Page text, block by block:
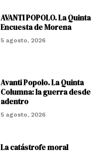
AVANTI POPOLO. La Quinta
Encuesta de Morena
5 agosto, 2026
Avanti Popolo. La Quinta
Columna: la guerra desde
adentro
5 agosto, 2026
La catástrofe moral